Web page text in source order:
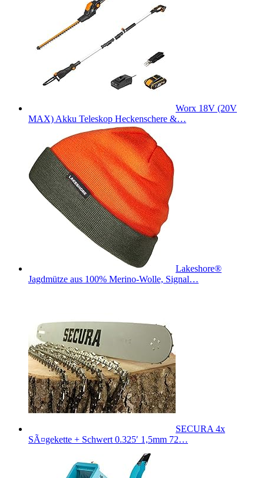
Worx 18V (20V
MAX) Akku Teleskop Heckenschere &…
Lakeshore®
Jagdmütze aus 100% Merino-Wolle, Signal…
SECURA 4x
SÃ¤gekette + Schwert 0.325′ 1,5mm 72…